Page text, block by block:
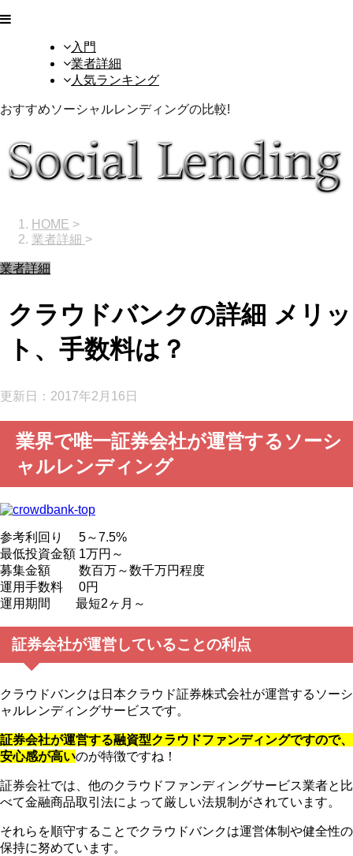
入門
業者詳細
人気ランキング
おすすめソーシャルレンディングの比較!
HOME >
業者詳細 >
業者詳細
クラウドバンクの詳細 メリッ
ト、手数料は？
更新日： 2017年2月16日
業界で唯一証券会社が運営するソーシ
ャルレンディング
参考利回り
5～7.5%
最低投資金額 1万円～
募集金額
数百万～数千万円程度
運用手数料
0円
運用期間
最短2ヶ月～
証券会社が運営していることの利点
クラウドバンクは日本クラウド証券株式会社が運営するソーシ
ャルレンディングサービスです。
証券会社が運営する融資型クラウドファンディングですので、
安心感が高いのが特徴ですね！
証券会社では、他のクラウドファンディングサービス業者と比
べて金融商品取引法によって厳しい法規制がされています。
それらを順守することでクラウドバンクは運営体制や健全性の
保持に努めています。